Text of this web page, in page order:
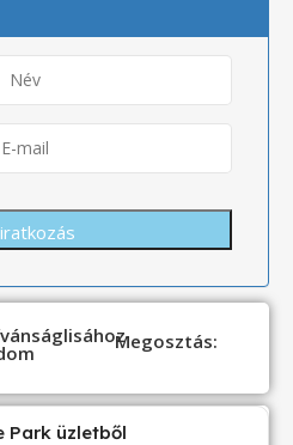
Megosztás:
Park üzletből